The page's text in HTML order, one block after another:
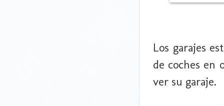
Los garajes
de coches en
ver su garaje.